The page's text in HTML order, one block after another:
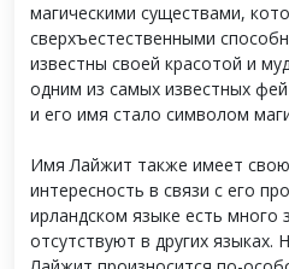
магическими существами,
сверхъестественными
известны своей красотой и
одним из самых известных
и его имя стало символом
Имя Лайжит также имеет свою
интересность в связи с его
ирландском языке есть много
отсутствуют в других языках.